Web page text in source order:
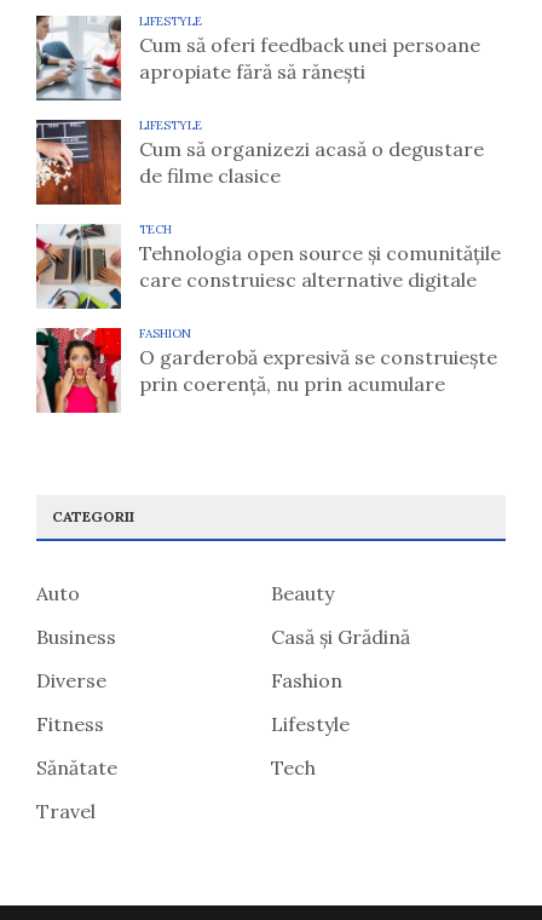
LIFESTYLE
Cum să oferi feedback unei persoane
apropiate fără să rănești
LIFESTYLE
Cum să organizezi acasă o degustare
de filme clasice
TECH
Tehnologia open source și comunitățile
care construiesc alternative digitale
FASHION
O garderobă expresivă se construiește
prin coerență, nu prin acumulare
CATEGORII
Auto
Beauty
Business
Casă și Grădină
Diverse
Fashion
Fitness
Lifestyle
Sănătate
Tech
Travel